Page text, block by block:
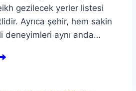
gezilecek yerler listesi
Ayrıca şehir, hem sakin
deneyimleri aynı anda…